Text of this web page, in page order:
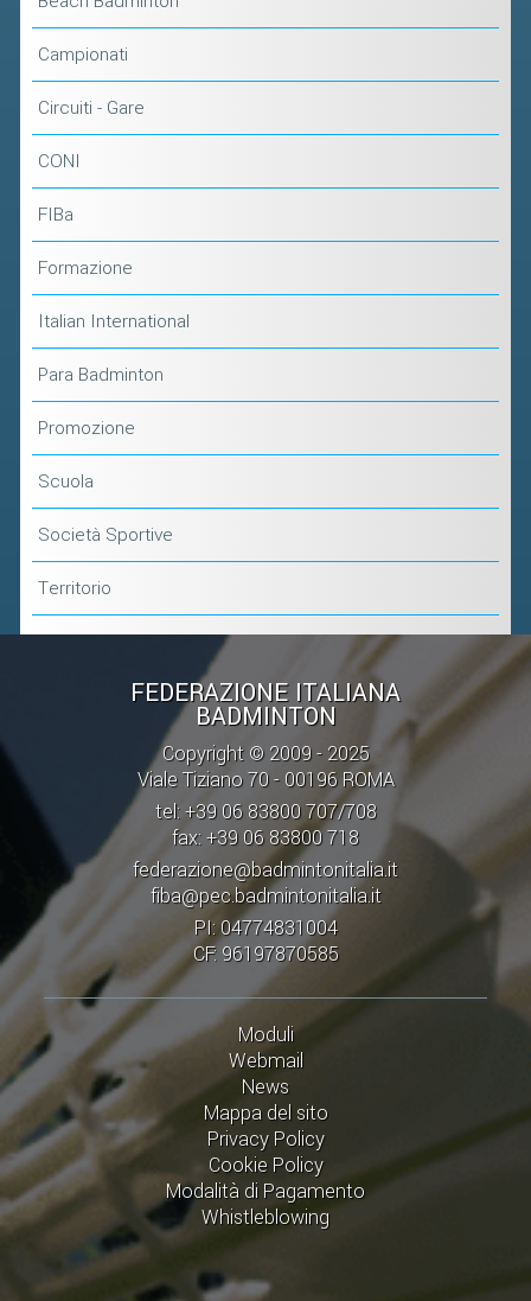
Campionati
Circuiti - Gare
CONI
FIBa
Formazione
Italian International
Para Badminton
Promozione
Scuola
Società Sportive
Territorio
FEDERAZIONE ITALIANA
BADMINTON
Copyright © 2009 - 2025
Viale Tiziano 70 - 00196 ROMA
tel: +39 06 83800 707/708
fax: +39 06 83800 718
federazione@badmintonitalia.it
fiba@pec.badmintonitalia.it
PI: 04774831004
CF: 96197870585
Moduli
Webmail
News
Mappa del sito
Privacy Policy
Cookie Policy
Modalità di Pagamento
Whistleblowing